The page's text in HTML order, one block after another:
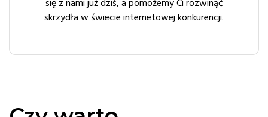
się z nami już dziś, a pomożemy Ci rozwinąć
skrzydła w świecie internetowej konkurencji.